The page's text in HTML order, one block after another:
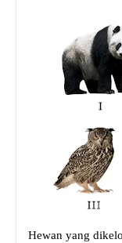
Hewan yang